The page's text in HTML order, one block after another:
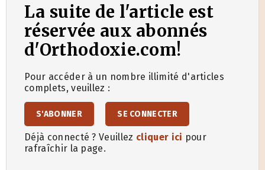
La suite de l'article est
réservée aux abonnés
d'Orthodoxie.com!
Pour accéder à un nombre illimité d'articles
complets, veuillez :
S'ABONNER SE CONNECTER
Déjà connecté ? Veuillez cliquer ici pour
rafraîchir la page.